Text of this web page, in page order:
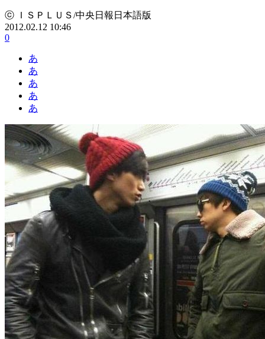
ⓒ ＩＳＰＬＵＳ/中央日報日本語版
2012.02.12 10:46
0
あ
あ
あ
あ
あ